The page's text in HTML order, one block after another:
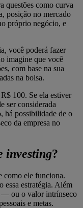
questões como curva
posição no mercado
próprio negócio, e
você poderá fazer
imagine que você
com base na sua
na bolsa.
100. Se ela estiver
ser considerada
há possibilidade de o
da empresa no
investing?
como ele funciona.
essa estratégia. Além
— ou o valor intrínseco
e metas.